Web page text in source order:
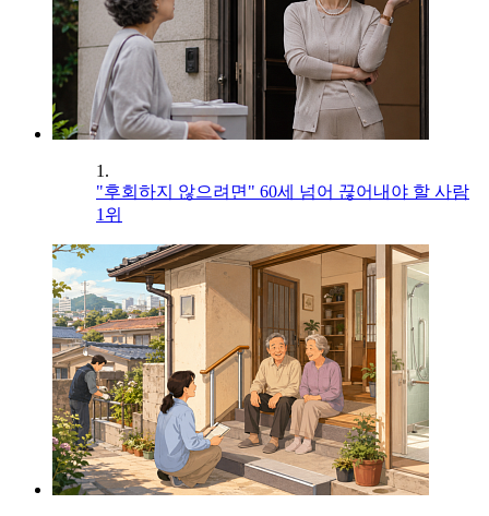
1.
"후회하지 않으려면" 60세 넘어 끊어내야 할 사람
1위